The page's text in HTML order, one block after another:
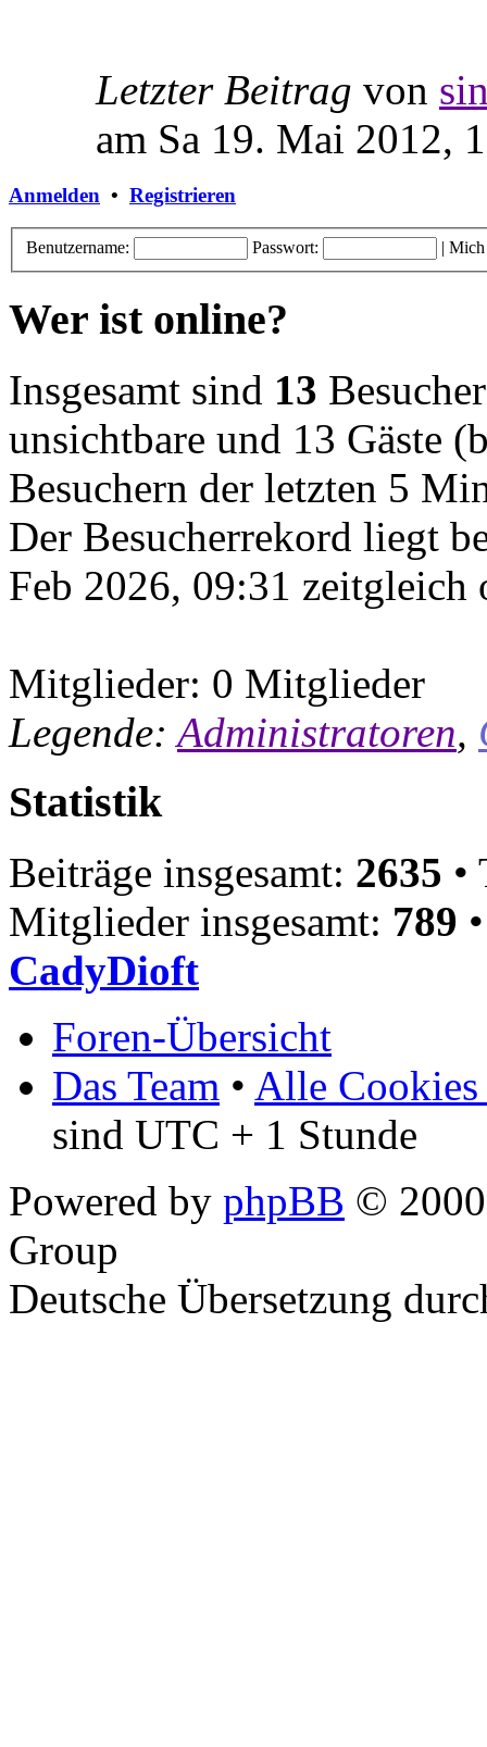
Letzter Beitrag von
am Sa 19. Mai 2012,
Anmelden • Registrieren
Benutzername: Passwort: | Mich
Wer ist online?
Insgesamt sind 13
unsichtbare und 13 Gäste
Besuchern der letzten 5
Der Besucherrekord liegt
Feb 2026, 09:31 zeitgleich
Mitglieder: 0 Mitglieder
Legende: Administratoren,
Statistik
Beiträge insgesamt: 2635 •
Mitglieder insgesamt: 789
CadyDioft
Foren-Übersicht
Das Team • Alle Cookies
sind UTC + 1 Stunde
Powered by phpBB ©
Group
Deutsche Übersetzung